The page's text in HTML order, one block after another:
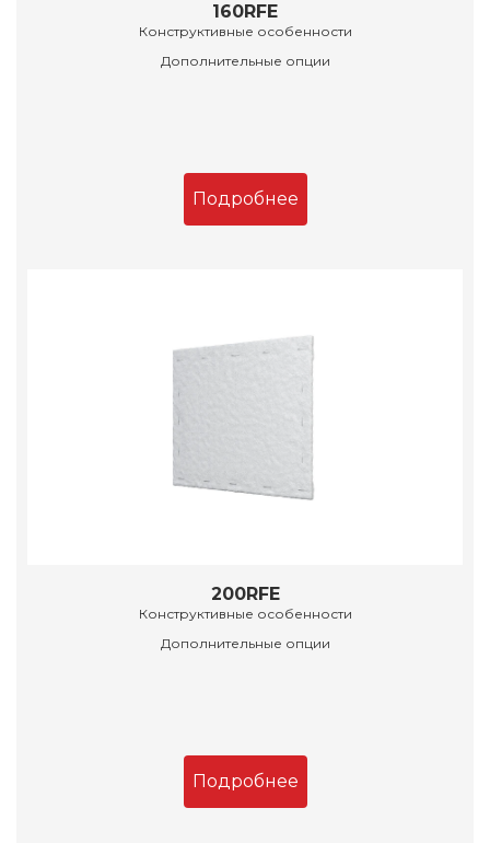
160RFE
Конструктивные особенности
Дополнительные опции
Подробнее
200RFE
Конструктивные особенности
Дополнительные опции
Подробнее